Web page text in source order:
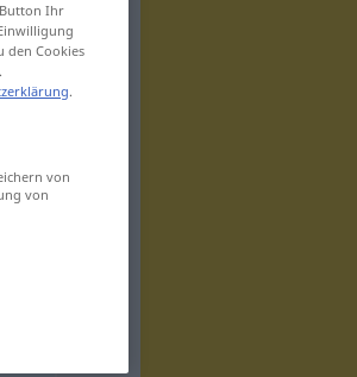
Ihr
den Cookies
.
von
von